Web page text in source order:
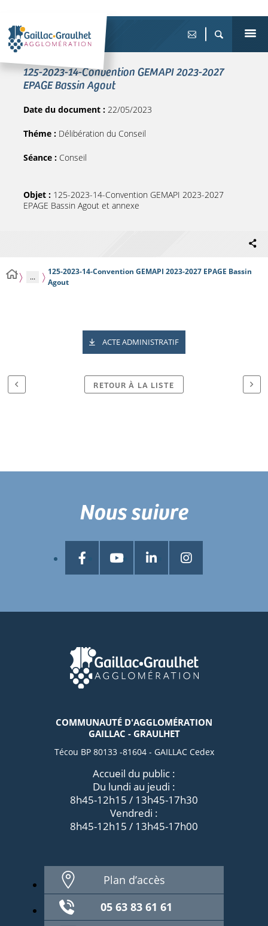
125-2023-14-Convention GEMAPI 2023-2027
EPAGE Bassin Agout
Date du document : 22/05/2023
Théme : Délibération du Conseil
Séance : Conseil
Objet : 125-2023-14-Convention GEMAPI 2023-2027
EPAGE Bassin Agout et annexe
...
125-2023-14-Convention GEMAPI 2023-2027 EPAGE Bassin
Agout
ACTE ADMINISTRATIF
RETOUR À LA LISTE
COMMUNAUTÉ D'AGGLOMÉRATION
GAILLAC - GRAULHET
Técou BP 80133 -81604 - GAILLAC Cedex
Accueil du public :
Du lundi au jeudi :
8h45-12h15 / 13h45-17h30
Vendredi :
8h45-12h15 / 13h45-17h00
Plan d’accès
05 63 83 61 61
Nous suivre